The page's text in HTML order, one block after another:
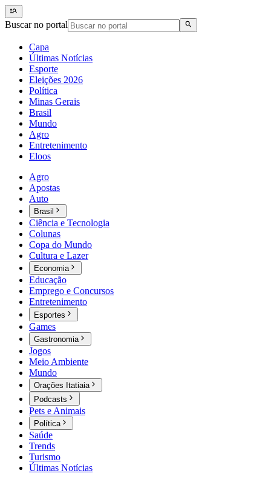
Buscar no portal
Capa
Últimas Notícias
Esporte
Eleições 2026
Política
Minas Gerais
Brasil
Mundo
Agro
Entretenimento
Eloos
Agro
Apostas
Auto
Brasil
Ciência e Tecnologia
Colunas
Copa do Mundo
Cultura e Lazer
Economia
Educação
Emprego e Concursos
Entretenimento
Esportes
Games
Gastronomia
Jogos
Meio Ambiente
Mundo
Orações Itatiaia
Podcasts
Pets e Animais
Política
Saúde
Trends
Turismo
Últimas Notícias